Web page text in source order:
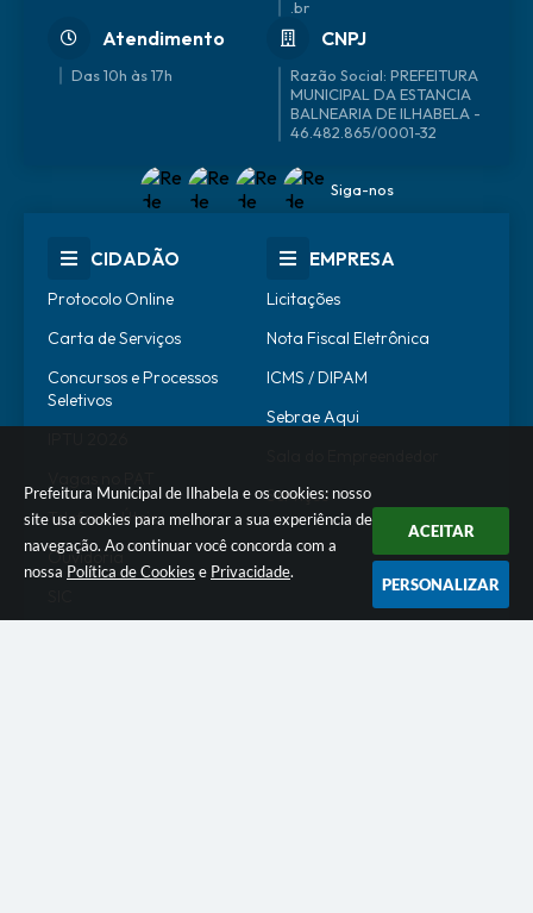
Prefeitura Municipal de Ilhabela e os cookies: nosso
site usa cookies para melhorar a sua experiência de
navegação. Ao continuar você concorda com a
nossa Política de Cookies e Privacidade.
ACEITAR
PERSONALIZAR
.br
Atendimento
Das 10h às 17h
CNPJ
46.482.865/0001-32
Siga-nos
CIDADÃO
Protocolo Online
Carta de Serviços
Concursos e Processos
Seletivos
Telefones Úteis
Ouvidoria
EMPRESA
Licitações
Nota Fiscal Eletrônica
ICMS / DIPAM
Sebrae Aqui
Serviços